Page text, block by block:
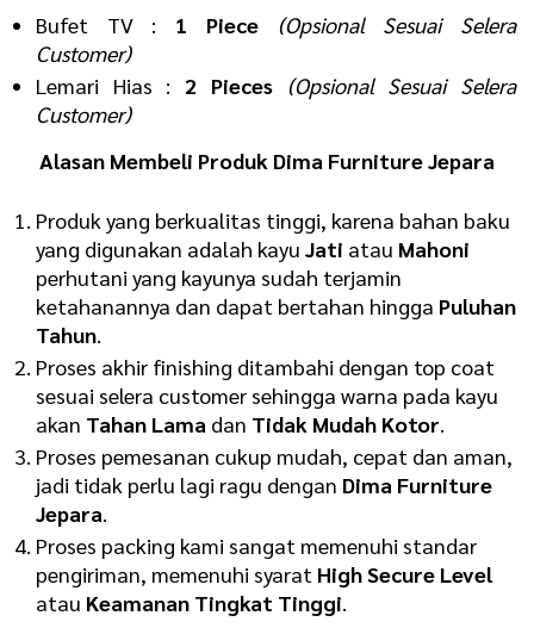
Bufet TV : 1 Piece
(Opsional Sesuai Selera
Customer)
Lemari Hias :2 Pieces (Opsional Sesuai Selera
Customer)
Alasan Membeli Produk Dima Furniture Jepara
Produk yang berkualitas tinggi, karena bahan baku
yang digunakan adalah kayu Jati atau Mahoni
perhutani yang kayunya sudah terjamin
ketahanannya dan dapat bertahan hingga Puluhan
Tahun.
Proses akhir finishing ditambahi dengan top coat
sesuai selera customer sehingga warna pada kayu
akan Tahan Lama dan Tidak Mudah Kotor.
Proses pemesanan cukup mudah, cepat dan aman,
jadi tidak perlu lagi ragu dengan Dima Furniture
Jepara.
Proses packing kami sangat memenuhi standar
pengiriman, memenuhi syarat High Secure Level
atau Keamanan Tingkat Tinggi.